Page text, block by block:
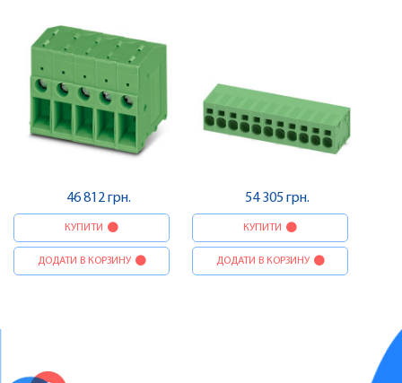
46 812 грн.
КУПИТИ
ДОДАТИ В КОРЗИНУ
54 305 грн.
КУПИТИ
ДОДАТИ В КОРЗИНУ